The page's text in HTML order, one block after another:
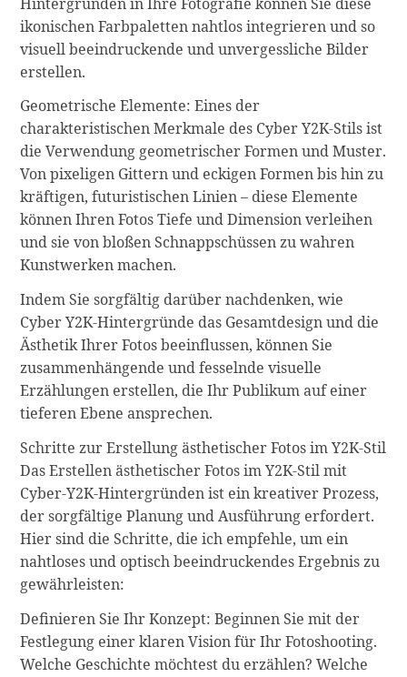
ikonischen Farbpaletten nahtlos integrieren und so
visuell beeindruckende und unvergessliche Bilder
erstellen.
Geometrische Elemente: Eines der
charakteristischen Merkmale des Cyber Y2K-Stils ist
die Verwendung geometrischer Formen und Muster.
Von pixeligen Gittern und eckigen Formen bis hin zu
kräftigen, futuristischen Linien – diese Elemente
können Ihren Fotos Tiefe und Dimension verleihen
und sie von bloßen Schnappschüssen zu wahren
Kunstwerken machen.
Indem Sie sorgfältig darüber nachdenken, wie
Cyber Y2K-Hintergründe das Gesamtdesign und die
Ästhetik Ihrer Fotos beeinflussen, können Sie
zusammenhängende und fesselnde visuelle
Erzählungen erstellen, die Ihr Publikum auf einer
tieferen Ebene ansprechen.
Schritte zur Erstellung ästhetischer Fotos im Y2K-Stil
Das Erstellen ästhetischer Fotos im Y2K-Stil mit
Cyber-Y2K-Hintergründen ist ein kreativer Prozess,
der sorgfältige Planung und Ausführung erfordert.
Hier sind die Schritte, die ich empfehle, um ein
nahtloses und optisch beeindruckendes Ergebnis zu
gewährleisten:
Definieren Sie Ihr Konzept: Beginnen Sie mit der
Festlegung einer klaren Vision für Ihr Fotoshooting.
Welche Geschichte möchtest du erzählen? Welche